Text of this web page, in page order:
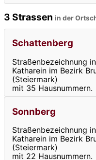
3 Strassen in der
Schattenberg
Straßenbezeichnung
Katharein im Bezirk
(Steiermark)
mit 35 Hausnummern.
Sonnberg
Straßenbezeichnung
Katharein im Bezirk
(Steiermark)
mit 22 Hausnummern.